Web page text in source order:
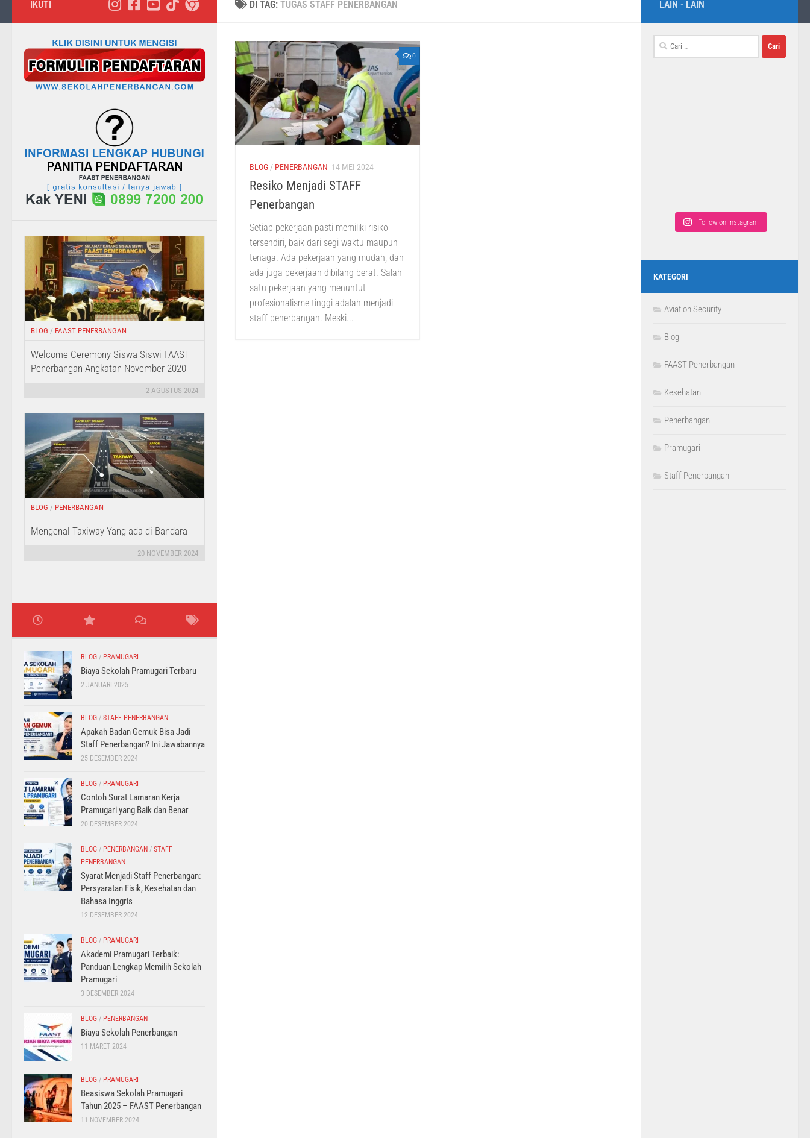
DI TAG: TUGAS STAFF PENERBANGAN
0
BLOG / PENERBANGAN 14 MEI 2024
Resiko Menjadi STAFF
Penerbangan
Setiap pekerjaan pasti memiliki risiko
tersendiri, baik dari segi waktu maupun
tenaga. Ada pekerjaan yang mudah, dan
ada juga pekerjaan dibilang berat. Salah
satu pekerjaan yang menuntut
profesionalisme tinggi adalah menjadi
staff penerbangan. Meski...
IKUTI
BLOG / FAAST PENERBANGAN
Welcome Ceremony Siswa Siswi FAAST
Penerbangan Angkatan November 2020
2 AGUSTUS 2024
BLOG / PENERBANGAN
Mengenal Taxiway Yang ada di Bandara
20 NOVEMBER 2024
BLOG / PRAMUGARI
Biaya Sekolah Pramugari Terbaru
2 JANUARI 2025
BLOG / STAFF PENERBANGAN
Apakah Badan Gemuk Bisa Jadi
Staff Penerbangan? Ini Jawabannya
25 DESEMBER 2024
BLOG / PRAMUGARI
Contoh Surat Lamaran Kerja
Pramugari yang Baik dan Benar
20 DESEMBER 2024
BLOG / PENERBANGAN / STAFF
PENERBANGAN
Syarat Menjadi Staff Penerbangan:
Persyaratan Fisik, Kesehatan dan
Bahasa Inggris
12 DESEMBER 2024
BLOG / PRAMUGARI
Akademi Pramugari Terbaik:
Panduan Lengkap Memilih Sekolah
Pramugari
3 DESEMBER 2024
BLOG / PENERBANGAN
Biaya Sekolah Penerbangan
11 MARET 2024
BLOG / PRAMUGARI
Beasiswa Sekolah Pramugari
Tahun 2025 – FAAST Penerbangan
11 NOVEMBER 2024
LAIN - LAIN
Follow on Instagram
KATEGORI
Aviation Security
Blog
FAAST Penerbangan
Kesehatan
Penerbangan
Pramugari
Staff Penerbangan